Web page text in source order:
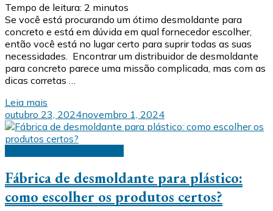
Tempo de leitura: 2 minutos
Se você está procurando um ótimo desmoldante para
concreto e está em dúvida em qual fornecedor escolher,
então você está no lugar certo para suprir todas as suas
necessidades. Encontrar um distribuidor de desmoldante
para concreto parece uma missão complicada, mas com as
dicas corretas …
Leia mais
outubro 23, 2024novembro 1, 2024
Fábrica de desmoldante para plástico:
como escolher os produtos certos?